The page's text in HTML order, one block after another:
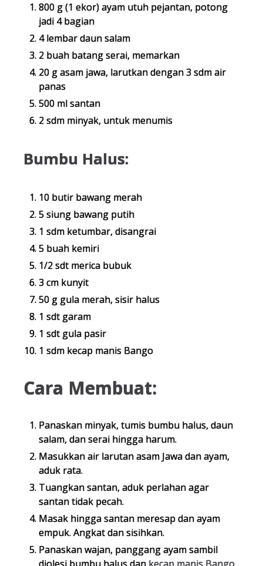
800 g (1 ekor) ayam utuh pejantan, potong
jadi 4 bagian
4 lembar daun salam
2 buah batang serai, memarkan
20 g asam jawa, larutkan dengan 3 sdm air
panas
500 ml santan
2 sdm minyak, untuk menumis
Bumbu Halus:
10 butir bawang merah
5 siung bawang putih
1 sdm ketumbar, disangrai
5 buah kemiri
1/2 sdt merica bubuk
3 cm kunyit
50 g gula merah, sisir halus
1 sdt garam
1 sdt gula pasir
1 sdm kecap manis Bango
Cara Membuat:
Panaskan minyak, tumis bumbu halus, daun
salam, dan serai hingga harum.
Masukkan air larutan asam Jawa dan ayam,
aduk rata.
Tuangkan santan, aduk perlahan agar
santan tidak pecah.
Masak hingga santan meresap dan ayam
empuk. Angkat dan sisihkan.
Panaskan wajan, panggang ayam sambil